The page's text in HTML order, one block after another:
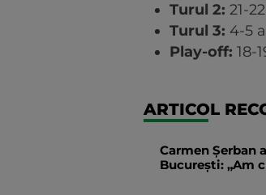
Turul 2: 21-
Turul 3: 4-5
Play-off: 18-
ARTICOL
Carmen Șerban
București: „Am